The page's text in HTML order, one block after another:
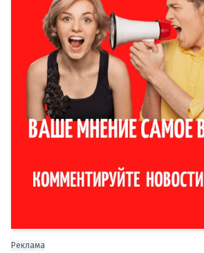
Реклама